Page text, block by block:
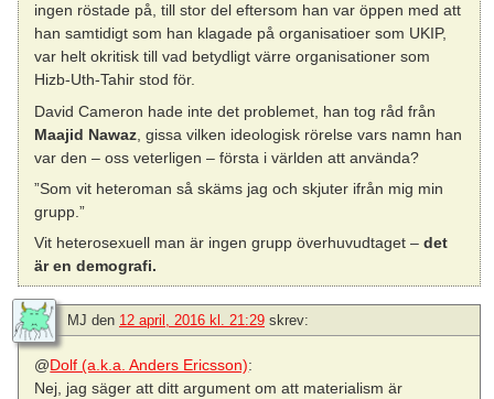
ingen röstade på, till stor del eftersom han var öppen med att
han samtidigt som han klagade på organisatioer som UKIP,
var helt okritisk till vad betydligt värre organisationer som
Hizb-Uth-Tahir stod för.
David Cameron hade inte det problemet, han tog råd från
Maajid Nawaz , gissa vilken ideologisk rörelse vars namn han
var den – oss veterligen – första i världen att använda?
”Som vit heteroman så skäms jag och skjuter ifrån mig min
grupp.”
Vit heterosexuell man är ingen grupp överhuvudtaget –det
är en demografi.
MJ den 12 april, 2016 kl. 21:29 skrev:
@Dolf (a.k.a. Anders Ericsson):
Nej, jag säger att ditt argument om att materialism är